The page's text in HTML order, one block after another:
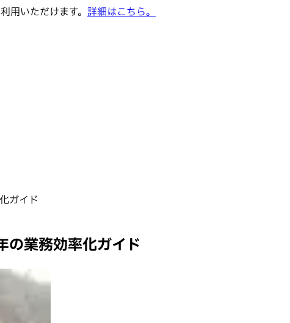
いただけます。 詳細はこちら。
ガイド
業務効率化ガイド